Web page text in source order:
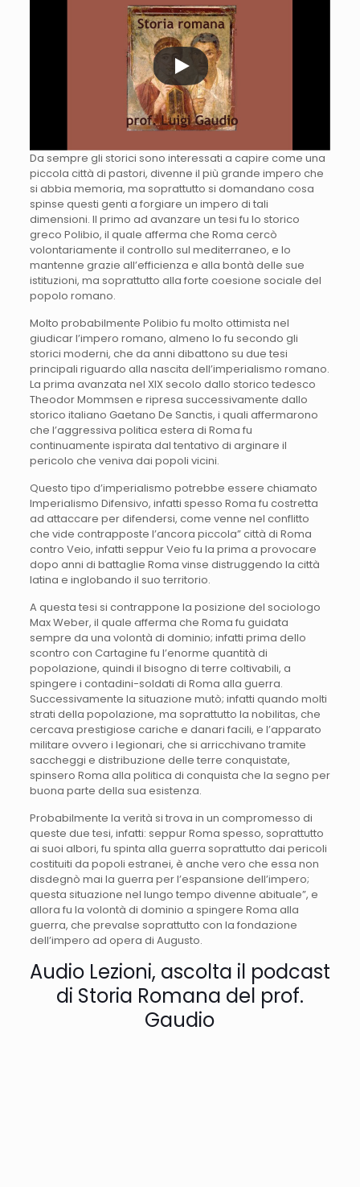
Da sempre gli storici sono interessati a capire come una
piccola città di pastori, divenne il più grande impero che
si abbia memoria, ma soprattutto si domandano cosa
spinse questi genti a forgiare un impero di tali
dimensioni. Il primo ad avanzare un tesi fu lo storico
greco Polibio, il quale afferma che Roma cercò
volontariamente il controllo sul mediterraneo, e lo
mantenne grazie all’efficienza e alla bontà delle sue
istituzioni, ma soprattutto alla forte coesione sociale del
popolo romano.
Molto probabilmente Polibio fu molto ottimista nel
giudicar l’impero romano, almeno lo fu secondo gli
storici moderni, che da anni dibattono su due tesi
principali riguardo alla nascita dell’imperialismo romano.
La prima avanzata nel XIX secolo dallo storico tedesco
Theodor Mommsen e ripresa successivamente dallo
storico italiano Gaetano De Sanctis, i quali affermarono
che l’aggressiva politica estera di Roma fu
continuamente ispirata dal tentativo di arginare il
pericolo che veniva dai popoli vicini.
Questo tipo d’imperialismo potrebbe essere chiamato
Imperialismo Difensivo, infatti spesso Roma fu costretta
ad attaccare per difendersi, come venne nel conflitto
che vide contrapposte l’ancora piccola” città di Roma
contro Veio, infatti seppur Veio fu la prima a provocare
dopo anni di battaglie Roma vinse distruggendo la città
latina e inglobando il suo territorio.
A questa tesi si contrappone la posizione del sociologo
Max Weber, il quale afferma che Roma fu guidata
sempre da una volontà di dominio; infatti prima dello
scontro con Cartagine fu l’enorme quantità di
popolazione, quindi il bisogno di terre coltivabili, a
spingere i contadini-soldati di Roma alla guerra.
Successivamente la situazione mutò; infatti quando molti
strati della popolazione, ma soprattutto la nobilitas, che
cercava prestigiose cariche e danari facili, e l’apparato
militare ovvero i legionari, che si arricchivano tramite
saccheggi e distribuzione delle terre conquistate,
spinsero Roma alla politica di conquista che la segno per
buona parte della sua esistenza.
Probabilmente la verità si trova in un compromesso di
queste due tesi, infatti: seppur Roma spesso, soprattutto
ai suoi albori, fu spinta alla guerra soprattutto dai pericoli
costituiti da popoli estranei, è anche vero che essa non
disdegnò mai la guerra per l’espansione dell’impero;
questa situazione nel lungo tempo divenne abituale”, e
allora fu la volontà di dominio a spingere Roma alla
guerra, che prevalse soprattutto con la fondazione
dell’impero ad opera di Augusto.
Audio Lezioni, ascolta il podcast
di Storia Romana del prof.
Gaudio